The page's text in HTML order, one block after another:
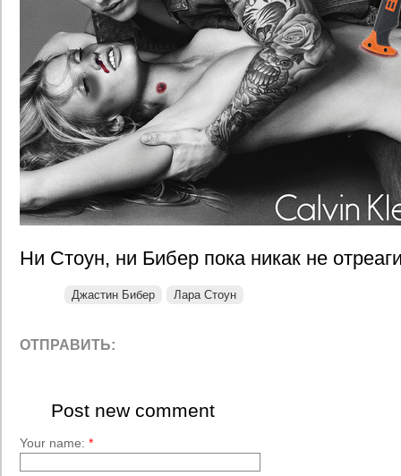
Ни Стоун, ни Бибер пока никак не
Джастин Бибер Лара Стоун
ОТПРАВИТЬ:
Post new comment
Your name: *